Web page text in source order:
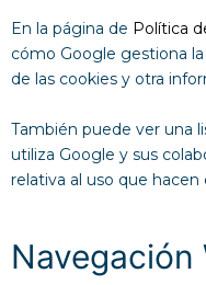
En la página de Política
cómo Google gestiona
de las cookies y otra
También puede ver una
utiliza Google y sus
relativa al uso que hacen
Navegación